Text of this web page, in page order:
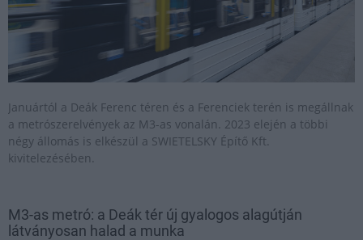
Januártól a Deák Ferenc téren és a Ferenciek terén is megállnak
a metrószerelvények az M3-as vonalán. 2023 elején a többi
négy állomás is elkészül a SWIETELSKY Építő Kft.
kivitelezésében.
M3-as metró: a Deák tér új gyalogos alagútján
látványosan halad a munka